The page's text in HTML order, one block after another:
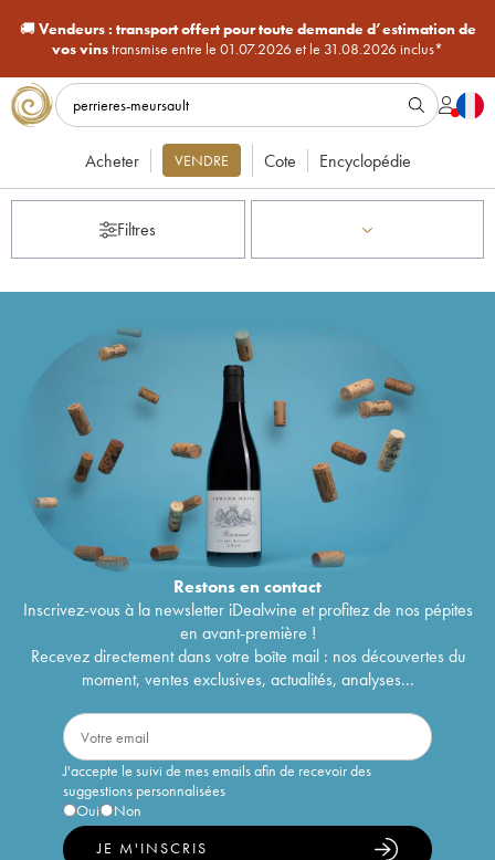
🚚Vendeurs : transport offert pour toute demande d’estimation de
vos vinstransmise entre le 01.07.2026 et le 31.08.2026 inclus*
Acheter VENDRE Cote Encyclopédie
Filtres
Restons encontact
Inscrivez-vous à la newsletter iDealwine et profitez de nos pépites
en avant-première !
Recevez directement dans votre boîte mail : nos découvertes du
moment, ventes exclusives, actualités, analyses...
J'accepte le suivi de mes emails afin de recevoir des
suggestions personnalisées
Oui
Non
JE M'INSCRIS